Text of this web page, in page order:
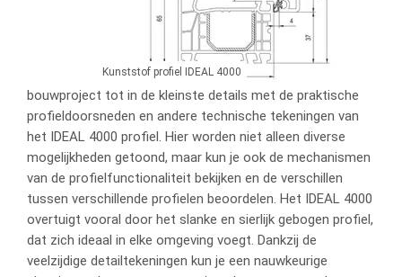
Kunststof profiel IDEAL 4000
bouwproject tot in de kleinste details met de praktische
profieldoorsneden en andere technische tekeningen van
het IDEAL 4000 profiel. Hier worden niet alleen diverse
mogelijkheden getoond, maar kun je ook de mechanismen
van de profielfunctionaliteit bekijken en de verschillen
tussen verschillende profielen beoordelen. Het IDEAL 4000
overtuigt vooral door het slanke en sierlijk gebogen profiel,
dat zich ideaal in elke omgeving voegt. Dankzij de
veelzijdige detailtekeningen kun je een nauwkeurige